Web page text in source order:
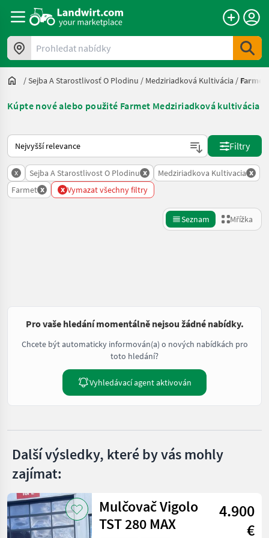
Prohledat nabídky
/Sejba A Starostlivosť O Plodinu / Medziriadková Kultivácia / Farmet
Kúpte nové alebo použité Farmet Medziriadková kultivácia
Takto se řadí nabídky na Landwirt.com
Filtry
x Sejba A Starostlivost O Plodinu x Medziriadkova Kultivacia x
Farmet x x Vymazat všechny filtry
Seznam Mřížka
Pro vaše hledání momentálně nejsou žádné nabídky.
Chcete být automaticky informován(a) o nových nabídkách pro
toto hledání?
Vyhledávací agent aktivován
Další výsledky, které by vás mohly
zajímat:
Mulčovač Vigolo
TST 280 MAX
4.900
€